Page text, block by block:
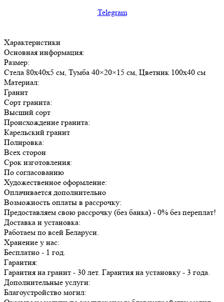
Telegram
Характеристики
Основная информация:
Размер:
Стела 80х40х5 см, Тумба 40×20×15 см, Цветник 100х40 см
Материал:
Гранит
Сорт гранита:
Высший сорт
Происхождение гранита:
Карельский гранит
Полировка:
Всех сторон
Срок изготовления:
По согласованию
Художественное оформление:
Оплачивается дополнительно
Возможность оплаты в рассрочку:
Предоставляем свою рассрочку (без банка) - 0% без переплат!
Доставка и установка:
Работаем по всей Беларуси.
Хранение у нас:
Бесплатно - 1 год.
Гарантия:
Гарантия на гранит - 30 лет. Гарантия на установку - 3 года.
Дополнительные услуги:
Благоустройство могил: